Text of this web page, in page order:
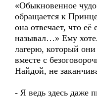
«Обыкновенное
обращается к
она отвечает, что
называл…» Ему
лагерю, который
вместе с
Найдой, не
- Я ведь здесь даже